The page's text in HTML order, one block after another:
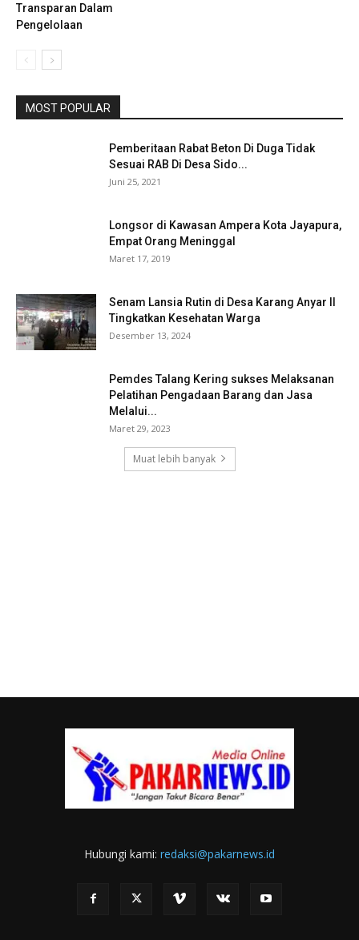
Transparan Dalam
Pengelolaan
MOST POPULAR
Pemberitaan Rabat Beton Di Duga Tidak
Sesuai RAB Di Desa Sido...
Juni 25, 2021
Longsor di Kawasan Ampera Kota Jayapura,
Empat Orang Meninggal
Maret 17, 2019
Senam Lansia Rutin di Desa Karang Anyar II
Tingkatkan Kesehatan Warga
Desember 13, 2024
Pemdes Talang Kering sukses Melaksanan
Pelatihan Pengadaan Barang dan Jasa
Melalui...
Maret 29, 2023
Muat lebih banyak
Hubungi kami: redaksi@pakarnews.id